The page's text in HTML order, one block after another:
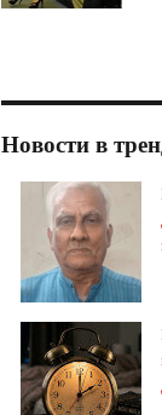
Новости в